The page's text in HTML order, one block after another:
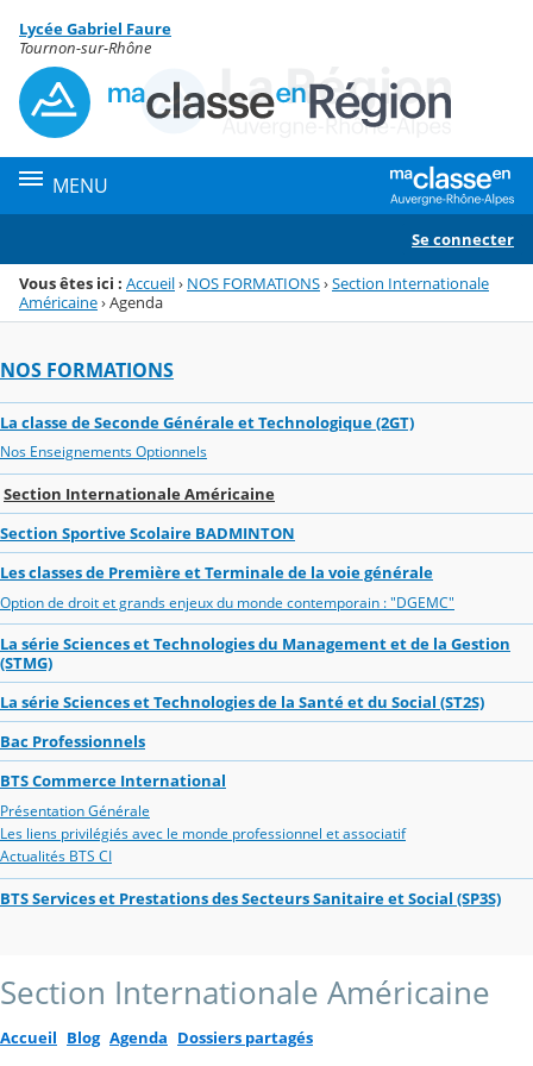
Menu de la rubrique
Contenu
Lycée Gabriel Faure
Tournon-sur-Rhône
MENU
Se connecter
Vous êtes ici : Accueil› NOS FORMATIONS›Section Internationale
Américaine›Agenda
NOS FORMATIONS
La classe de Seconde Générale et Technologique (2GT)
Nos Enseignements Optionnels
Section Internationale Américaine
Section Sportive Scolaire BADMINTON
Les classes de Première et Terminale de la voie générale
Option de droit et grands enjeux du monde contemporain : "DGEMC"
La série Sciences et Technologies du Management et de la Gestion
(STMG)
La série Sciences et Technologies de la Santé et du Social (ST2S)
Bac Professionnels
BTS Commerce International
Présentation Générale
Les liens privilégiés avec le monde professionnel et associatif
Actualités BTS CI
BTS Services et Prestations des Secteurs Sanitaire et Social (SP3S)
Section Internationale Américaine
Accueil Blog Agenda Dossiers partagés